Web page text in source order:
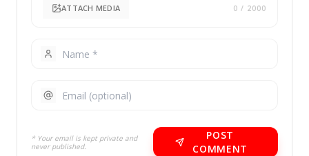
ATTACH MEDIA 0 / 2000
* Your email is kept private and
never published.
POST
COMMENT